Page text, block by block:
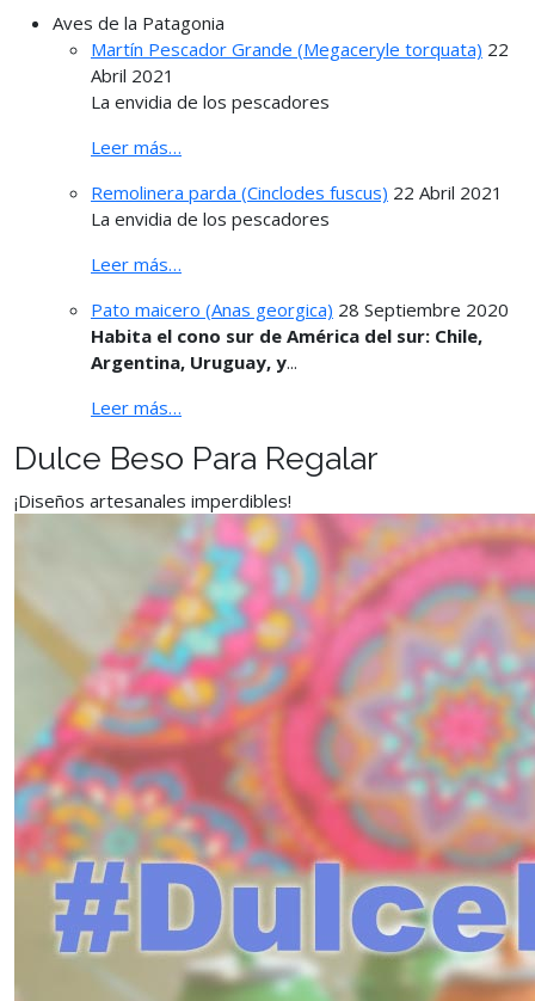
Aves de la Patagonia
Martín Pescador Grande (Megaceryle torquata) 22
Abril 2021
La envidia de los pescadores
Leer más…
Remolinera parda (Cinclodes fuscus) 22 Abril 2021
La envidia de los pescadores
Leer más…
Pato maicero (Anas georgica) 28 Septiembre 2020
Habita el cono sur de América del sur: Chile,
Argentina, Uruguay, y...
Leer más…
Dulce Beso Para Regalar
¡Diseños artesanales imperdibles!